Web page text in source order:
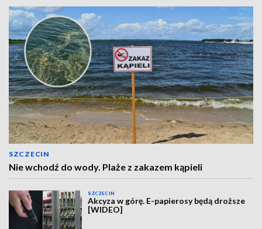
SZCZECIN
Nie wchodź do wody. Plaże z zakazem kąpieli
SZCZECIN
Akcyza w górę. E-papierosy będą droższe
[WIDEO]